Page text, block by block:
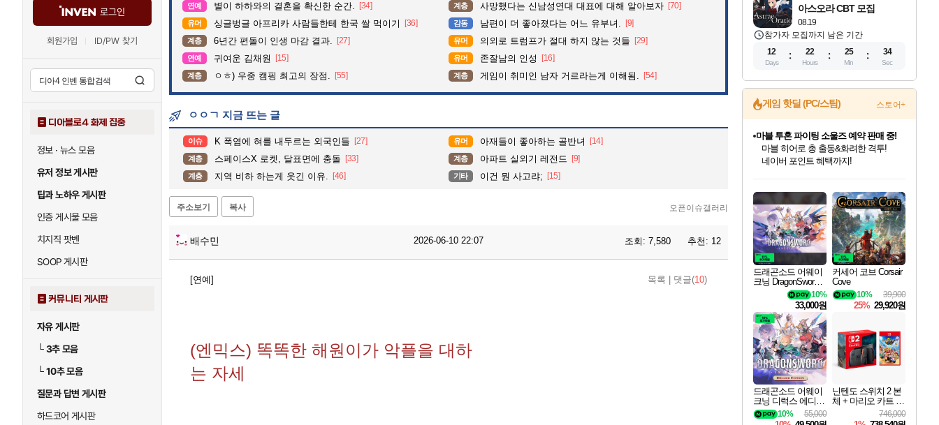
로그인
회원가입 ID/PW 찾기
디아블로4 화제 집중
정보 · 뉴스 모음
유저 정보 게시판
팁과 노하우 게시판
인증 게시물 모음
치지직 팟벤
SOOP 게시판
커뮤니티 게시판
자유 게시판
└3추 모음
└10추 모음
질문과 답변 게시판
하드코어 게시판
연예 별이 하하와의 결혼을 확신한 순간. [34] 계층 사망했다는 신남성연대 대표에 대해 알아보자 [70]
유머 싱글벙글 아프리카 사람들한테 한국 쌀 먹이기 [36] 감동 남편이 더 좋아졌다는 어느 유부녀. [9]
계층 6년간 편돌이 인생 마감 결과. [27] 유머 의외로 트럼프가 절대 하지 않는 것들 [29]
연예 귀여운 김채원 [15] 유머 존잘남의 인성 [16]
계층 ㅇㅎ) 우중 캠핑 최고의 장점. [55] 계층 게임이 취미인 남자 거르라는게 이해됨. [54]
ㅇㅇㄱ 지금 뜨는 글
이슈 K 폭염에 혀를 내두르는 외국인들 [27] 유머 아재들이 좋아하는 골반녀 [14]
계층 스페이스X 로켓, 달표면에 충돌 [33] 계층 아파트 실외기 레전드 [9]
계층 지역 비하 하는게 웃긴 이유. [46] 기타 이건 뭔 사고랴; [15]
주소보기 복사 오픈이슈갤러리
배수민 2026-06-10 22:07 조회: 7,580 추천: 12
[연예] 목록 댓글(10)
(엔믹스) 똑똑한 해원이가 악플을 대하
는 자세
08.19
아스오라 CBT 모집
참가자 모집까지 남은 기간
12
Days
22
Hours
25
Min
33
Sec
게임 핫딜 (PC/스팀) 스토어+
네이버혜택과 함께 만나보세요!
50%할인&추가 적립까지!
이니&베니 혜택까지!
네이버 혜택가와 함께 예약하세요!
할인&네이버혜택으로 만나보세요!
네이버페이 혜택과 만나보세요!
40주년 프로모션으로 만나보세요!
네이버 포인트 혜택까지!
캡콤 프렌차이즈 할인 진행 중!
몬헌, 바하 등 인기 IP를
일부 에디션 상시 할인!
혜택으로 예약 판매 중
편안하게 충전하세요
드래곤소드 어웨이
크닝 DragonSword A
10%
33,000원
커세어 코브 Corsair
Cove
39,900
10%
25% 29,920원
드래곤소드 어웨이
크닝 디럭스 에디션
DragonSword Awake
ning Deluxe Edition
55,000
10%
닌텐도 스위치 2 본
체 + 마리오 카트 월
746,000